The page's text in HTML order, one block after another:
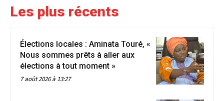
Les plus récents
Élections locales : Aminata Touré, «
Nous sommes prêts à aller aux
élections à tout moment »
7 août 2026 à 13:27